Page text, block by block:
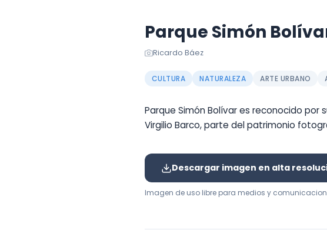
Parque Simón
Ricardo Báez
CULTURA NATURALEZA ARTE URBANO
Parque Simón Bolívar es reconocido por
Virgilio Barco, parte del patrimonio
Descargar imagen en alta
Imagen de uso libre para medios y